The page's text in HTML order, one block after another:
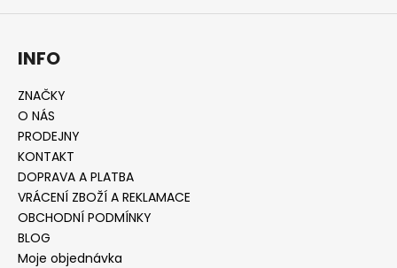
INFO
ZNAČKY
O NÁS
PRODEJNY
KONTAKT
DOPRAVA A PLATBA
VRÁCENÍ ZBOŽÍ A REKLAMACE
OBCHODNÍ PODMÍNKY
BLOG
Moje objednávka